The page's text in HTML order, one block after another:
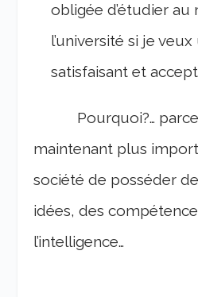
obligée d’étudier au
l’université si je
satisfaisant et
Pourquoi?… parce
maintenant plus
société de posséder
idées, des
l’intelligence…